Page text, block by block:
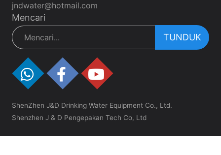
jndwater@hotmail.com
Mencari
TUNDUK
ShenZhen J&D Drinking Water Equipment Co., Ltd.
Shenzhen J & D Pengepakan Tech Co, Ltd